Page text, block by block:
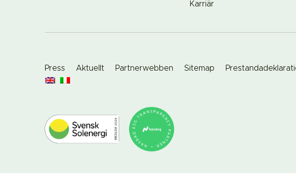
Karriär
Press Aktuellt Partnerwebben Sitemap